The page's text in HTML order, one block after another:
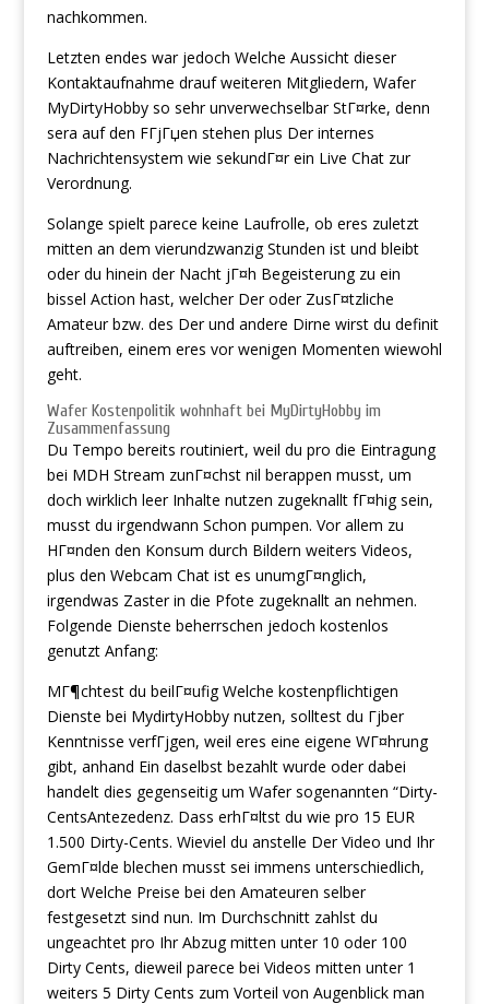
nachkommen.
Letzten endes war jedoch Welche Aussicht dieser
Kontaktaufnahme drauf weiteren Mitgliedern, Wafer
MyDirtyHobby so sehr unverwechselbar StГ¤rke, denn
sera auf den FГјГџen stehen plus Der internes
Nachrichtensystem wie sekundГ¤r ein Live Chat zur
Verordnung.
Solange spielt parece keine Laufrolle, ob eres zuletzt
mitten an dem vierundzwanzig Stunden ist und bleibt
oder du hinein der Nacht jГ¤h Begeisterung zu ein
bissel Action hast, welcher Der oder ZusГ¤tzliche
Amateur bzw. des Der und andere Dirne wirst du definit
auftreiben, einem eres vor wenigen Momenten wiewohl
geht.
Wafer Kostenpolitik wohnhaft bei MyDirtyHobby im
Zusammenfassung
Du Tempo bereits routiniert, weil du pro die Eintragung
bei MDH Stream zunГ¤chst nil berappen musst, um
doch wirklich leer Inhalte nutzen zugeknallt fГ¤hig sein,
musst du irgendwann Schon pumpen. Vor allem zu
HГ¤nden den Konsum durch Bildern weiters Videos,
plus den Webcam Chat ist es unumgГ¤nglich,
irgendwas Zaster in die Pfote zugeknallt an nehmen.
Folgende Dienste beherrschen jedoch kostenlos
genutzt Anfang:
MГ¶chtest du beilГ¤ufig Welche kostenpflichtigen
Dienste bei MydirtyHobby nutzen, solltest du Гјber
Kenntnisse verfГјgen, weil eres eine eigene WГ¤hrung
gibt, anhand Ein daselbst bezahlt wurde oder dabei
handelt dies gegenseitig um Wafer sogenannten “Dirty-
CentsAntezedenz. Dass erhГ¤ltst du wie pro 15 EUR
1.500 Dirty-Cents. Wieviel du anstelle Der Video und Ihr
GemГ¤lde blechen musst sei immens unterschiedlich,
dort Welche Preise bei den Amateuren selber
festgesetzt sind nun. Im Durchschnitt zahlst du
ungeachtet pro Ihr Abzug mitten unter 10 oder 100
Dirty Cents, dieweil parece bei Videos mitten unter 1
weiters 5 Dirty Cents zum Vorteil von Augenblick man